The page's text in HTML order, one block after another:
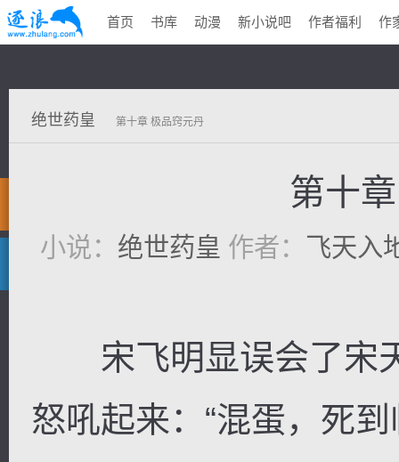
首页 书库 动漫 新小说吧 作者福利 作
绝世药皇 第十章 极品窍元丹
第十
小说： 绝世药皇 作者： 飞天入
宋飞明显误会了宋
怒吼起来：“混蛋，死